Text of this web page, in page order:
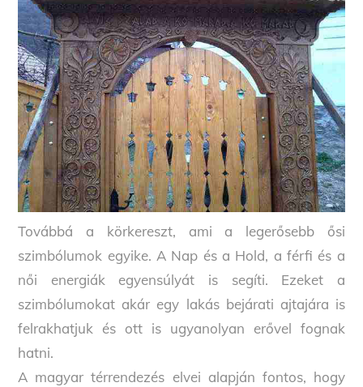
Továbbá a körkereszt, ami a legerősebb ősi
szimbólumok egyike. A Nap és a Hold, a férfi és a
női energiák egyensúlyát is segíti. Ezeket a
szimbólumokat akár egy lakás bejárati ajtajára is
felrakhatjuk és ott is ugyanolyan erővel fognak
hatni.
A magyar térrendezés elvei alapján fontos, hogy